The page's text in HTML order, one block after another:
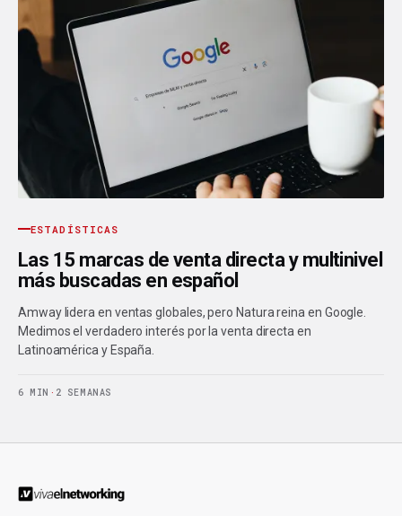
ESTADÍSTICAS
Las 15 marcas de venta directa y multinivel
más buscadas en español
Amway lidera en ventas globales, pero Natura reina en Google.
Medimos el verdadero interés por la venta directa en
Latinoamérica y España.
6 MIN · 2 SEMANAS